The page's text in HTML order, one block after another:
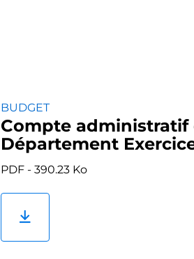
BUDGET
Compte administratif
Département
PDF - 390.23 Ko